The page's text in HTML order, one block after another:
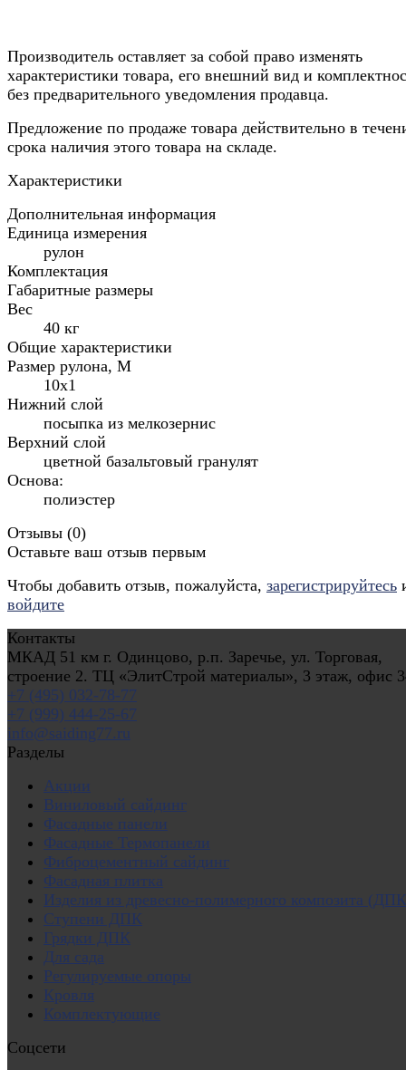
Производитель оставляет за собой право изменять
характеристики товара, его внешний вид и
без предварительного уведомления продавца.
Предложение по продаже товара действительно в
срока наличия этого товара на складе.
Характеристики
Дополнительная информация
Единица измерения
рулон
Комплектация
Габаритные размеры
Вес
40 кг
Общие характеристики
Размер рулона, М
10х1
Нижний слой
посыпка из мелкозернис
Верхний слой
цветной базальтовый гранулят
Основа:
полиэстер
Отзывы (0)
Оставьте ваш отзыв первым
Чтобы добавить отзыв, пожалуйста, зарегистрируйтесь
войдите
Контакты
МКАД 51 км г. Одинцово, р.п. Заречье, ул. Торговая,
строение 2. ТЦ «ЭлитСтрой материалы», 3 этаж, офис
+7 (495) 032-78-77
+7 (999) 444-25-67
info@saiding77.ru
Разделы
Акции
Виниловый сайдинг
Фасадные панели
Фасадные Термопанели
Фиброцементный сайдинг
Фасадная плитка
Изделия из древесно-полимерного композита
Ступени ДПК
Грядки ДПК
Для сада
Регулируемые опоры
Кровля
Комплектующие
Соцсети